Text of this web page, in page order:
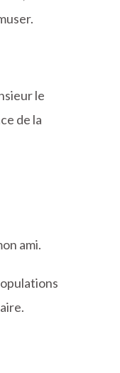
le
de la
ami.